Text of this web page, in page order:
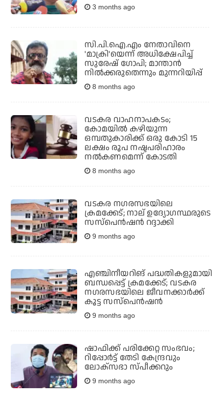
3 months ago
സി.പി.ഐ.എം നേതാവിനെ
'മാക്രി'യെന്ന് അധിക്ഷേപിച്ച്
സുരേഷ് ഗോപി; മാന്താൻ
നിൽക്കരുതെന്നും മുന്നറിയിപ്പ്
8 months ago
വടകര വാഹനാപകടം;
കോമയിൽ കഴിയുന്ന
ഒമ്പതുകാരിക്ക് ഒരു കോടി 15
ലക്ഷം രൂപ നഷ്ടപരിഹാരം
നൽകണമെന്ന് കോടതി
8 months ago
വടകര നഗരസഭയിലെ
ക്രമക്കേട്; നാല് ഉദ്യോഗസ്ഥരുടെ
സസ്‌പെൻഷൻ റദ്ദാക്കി
9 months ago
എഞ്ചിനീയറിങ് പദ്ധതികളുമായി
ബന്ധപ്പെട്ട് ക്രമക്കേട്; വടകര
നഗരസഭയിലെ ജീവനക്കാര്‍ക്ക്
കൂട്ട സസ്‌പെന്‍ഷന്‍
9 months ago
ഷാഫിക്ക് പരിക്കേറ്റ സംഭവം;
റിപ്പോര്‍ട്ട് തേടി കേന്ദ്രവും
ലോക്‌സഭാ സ്പീക്കറും
9 months ago